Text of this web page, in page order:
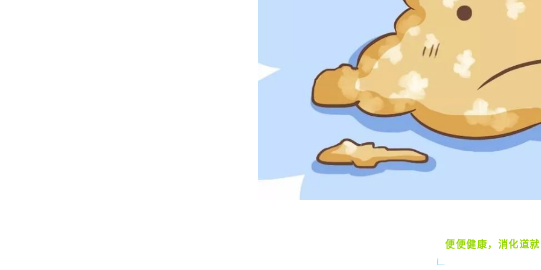
便便健康，消化道